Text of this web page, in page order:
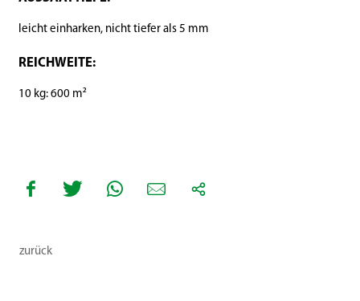
leicht einharken, nicht tiefer als 5 mm
REICHWEITE:
10 kg: 600 m²
zurück